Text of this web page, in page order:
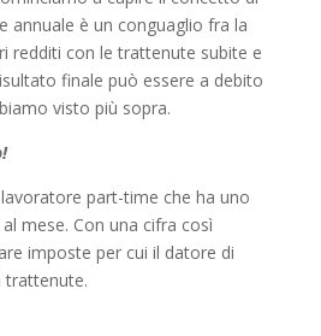
annuale è un conguaglio fra la
redditi con le trattenute subite e
finale può essere a debito
visto più sopra.
part-time che ha uno
mese. Con una cifra così
imposte per cui il datore di
trattenute.